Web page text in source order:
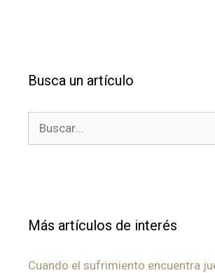
Busca un artículo
Más artículos de interés
Cuando el sufrimiento encuentra